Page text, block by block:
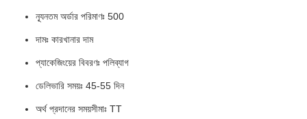
ন্যূনতম অর্ডার পরিমাণঃ 500
দামঃ কারখানার দাম
প্যাকেজিংয়ের বিবরণঃ পলিব্যাগ
ডেলিভারি সময়ঃ 45-55 দিন
অর্থ প্রদানের সময়সীমাঃ TT